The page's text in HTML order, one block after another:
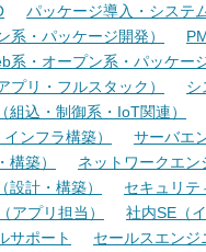
パッケージ導入・システ
系・パッケージ開発）
系・オープン系・パッケー
リ・フルスタック）
シ
組込・制御系・IoT関連）
ンフラ構築）
サーバエ
築）
ネットワークエン
計・構築）
セキュリテ
アプリ担当） 社内SE（
サポート
セールスエンジ